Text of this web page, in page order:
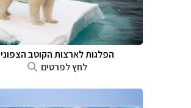
הפלגות לארצות הקוטב הצפוני
לחץ לפרטים